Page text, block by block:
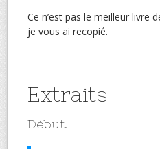
Ce n’est pas le meilleur livre
je vous ai recopié.
Extraits
Début.